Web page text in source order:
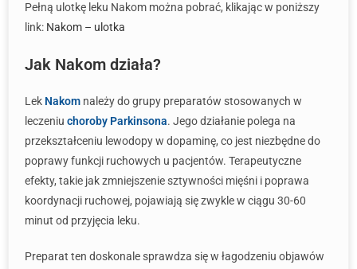
Pełną ulotkę leku Nakom można pobrać, klikając w poniższy
link: Nakom – ulotka
Jak Nakom działa?
Lek Nakom należy do grupy preparatów stosowanych w
leczeniu choroby Parkinsona. Jego działanie polega na
przekształceniu lewodopy w dopaminę, co jest niezbędne do
poprawy funkcji ruchowych u pacjentów. Terapeutyczne
efekty, takie jak zmniejszenie sztywności mięśni i poprawa
koordynacji ruchowej, pojawiają się zwykle w ciągu 30-60
minut od przyjęcia leku.
Preparat ten doskonale sprawdza się w łagodzeniu objawów